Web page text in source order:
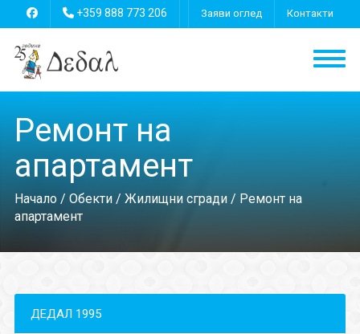
+359 888 773 206 Заяви оглед Контакти
Ремонт на
апартамент
Начало/ Обекти/ Жилищни сгради/ Ремонт на
апартамент
ДЕДАЛ 1995